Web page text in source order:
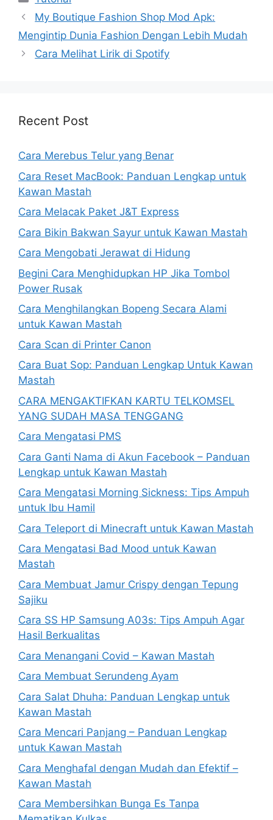
My Boutique Fashion Shop Mod Apk:
Mengintip Dunia Fashion Dengan Lebih Mudah
Cara Melihat Lirik di Spotify
Recent Post
Cara Merebus Telur yang Benar
Cara Reset MacBook: Panduan Lengkap untuk
Kawan Mastah
Cara Melacak Paket J&T Express
Cara Bikin Bakwan Sayur untuk Kawan Mastah
Cara Mengobati Jerawat di Hidung
Begini Cara Menghidupkan HP Jika Tombol
Power Rusak
Cara Menghilangkan Bopeng Secara Alami
untuk Kawan Mastah
Cara Scan di Printer Canon
Cara Buat Sop: Panduan Lengkap Untuk Kawan
Mastah
CARA MENGAKTIFKAN KARTU TELKOMSEL
YANG SUDAH MASA TENGGANG
Cara Mengatasi PMS
Cara Ganti Nama di Akun Facebook – Panduan
Lengkap untuk Kawan Mastah
Cara Mengatasi Morning Sickness: Tips Ampuh
untuk Ibu Hamil
Cara Teleport di Minecraft untuk Kawan Mastah
Cara Mengatasi Bad Mood untuk Kawan
Mastah
Cara Membuat Jamur Crispy dengan Tepung
Sajiku
Cara SS HP Samsung A03s: Tips Ampuh Agar
Hasil Berkualitas
Cara Menangani Covid – Kawan Mastah
Cara Membuat Serundeng Ayam
Cara Salat Dhuha: Panduan Lengkap untuk
Kawan Mastah
Cara Mencari Panjang – Panduan Lengkap
untuk Kawan Mastah
Cara Menghafal dengan Mudah dan Efektif –
Kawan Mastah
Cara Membersihkan Bunga Es Tanpa